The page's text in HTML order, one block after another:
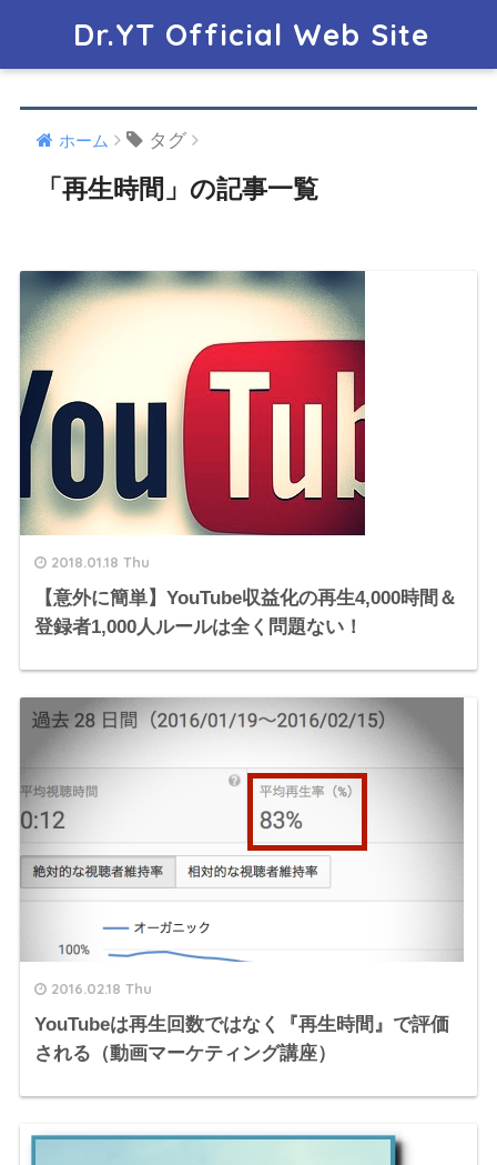
Dr.YT Official Web Site
ホーム タグ
「再生時間」の記事一覧
2018.01.18 Thu
【意外に簡単】YouTube収益化の再生4,000時間＆
登録者1,000人ルールは全く問題ない！
2016.02.18 Thu
YouTubeは再生回数ではなく『再生時間』で評価
される（動画マーケティング講座）